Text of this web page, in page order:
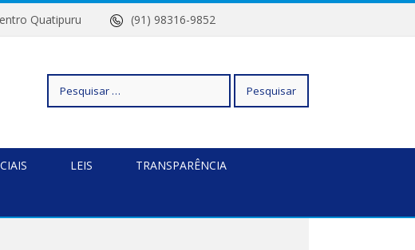
Centro Quatipuru (91) 98316-9852
Pesquisar
LEIS TRANSPARÊNCIA